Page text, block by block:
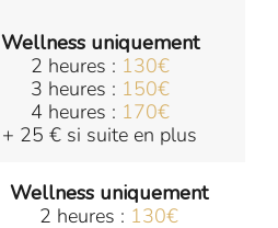
Wellness uniquement
2 heures : 130€
3 heures : 150€
4 heures : 170€
+ 25 € si suite en plus
Wellness uniquement
2 heures : 130€